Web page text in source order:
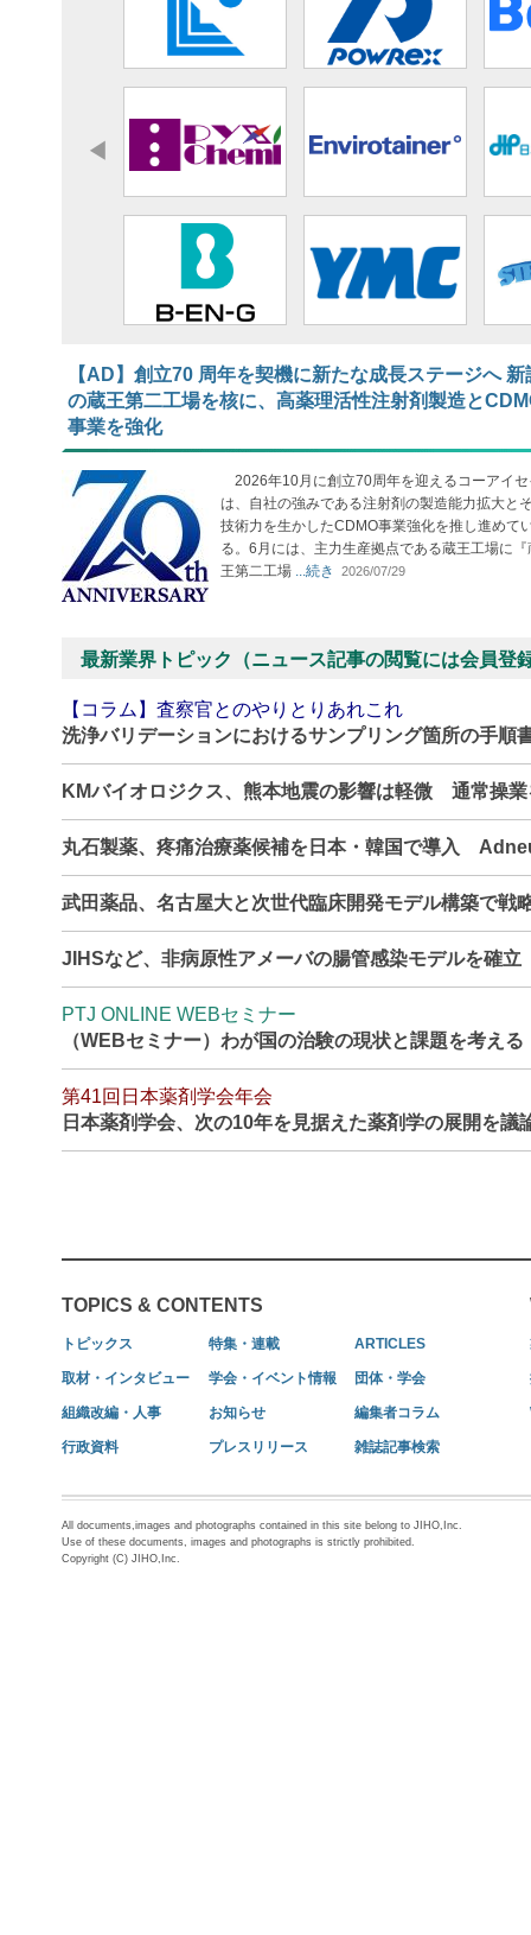
【AD】​​​​​​​創立70 周年を契機に新たな成長ステージへ 新
の蔵王第二工場を核に、高薬理活性注射剤製造と
事業を強化
2026年10月に創立70周年を迎えるコーアイセ
は、自社の強みである注射剤の製造能力拡大と
技術力を生かしたCDMO事業強化を推し進めて
る。6月には、主力生産拠点である蔵王工場に『
王第二工場 ...続き 2026/07/29
最新業界トピック（ニュース記事の閲覧には会員登
【コラム】査察官とのやりとりあれこれ
洗浄バリデーションにおけるサンプリング箇所の手順
KMバイオロジクス、熊本地震の影響は軽微 通常操
丸石製薬、疼痛治療薬候補を日本・韓国で導入
武田薬品、名古屋大と次世代臨床開発モデル構築で
JIHSなど、非病原性アメーバの腸管感染モデルを確
PTJ ONLINE WEBセミナー
（WEBセミナー）わが国の治験の現状と課題を考える
第41回日本薬剤学会年会
日本薬剤学会、次の10年を見据えた薬剤学の展開を議
TOPICS & CONTENTS
トピックス 特集・連載 ARTICLES
取材・インタビュー 学会・イベント情報 団体・学会
組織改編・人事 お知らせ 編集者コラム
行政資料 プレスリリース 雑誌記事検索
All documents,images and photographs contained in this site belong to JIHO,Inc.
Use of these documents, images and photographs is strictly prohibited.
Copyright (C) JIHO,Inc.